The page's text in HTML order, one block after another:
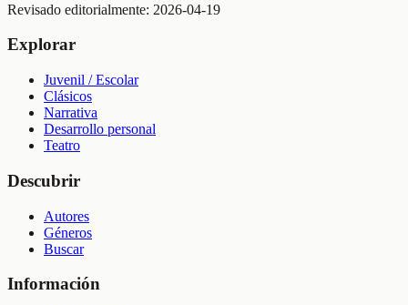
Revisado editorialmente: 2026-04-19
Explorar
Juvenil / Escolar
Clásicos
Narrativa
Desarrollo personal
Teatro
Descubrir
Autores
Géneros
Buscar
Información